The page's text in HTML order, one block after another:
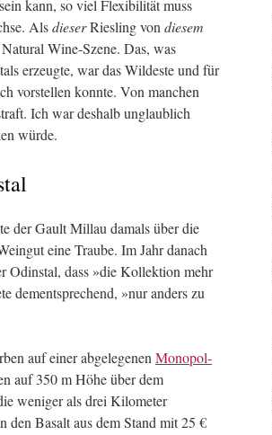
kann, so viel Flexibilität muss
AlsdieserRiesling von diesem
Wine-Szene. Das, was
erzeugte, war das Wildeste und für
vorstellen konnte. Von manchen
Ich war deshalb unglaublich
würde.
der Gault Millau damals über die
eine Traube. Im Jahr danach
Odinstal, dass »die Kollektion mehr
dementsprechend, »nur anders zu
auf einer abgelegenen Monopol-
auf 350 m Höhe über dem
weniger als drei Kilometer
den Basalt aus dem Stand mit 25 €